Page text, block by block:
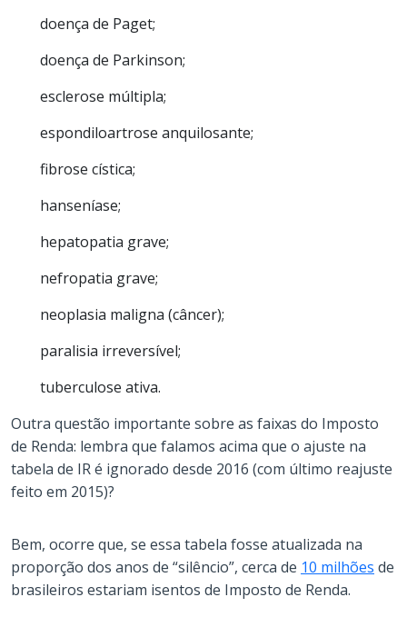
doença de Paget;
doença de Parkinson;
esclerose múltipla;
espondiloartrose anquilosante;
fibrose cística;
hanseníase;
hepatopatia grave;
nefropatia grave;
neoplasia maligna (câncer);
paralisia irreversível;
tuberculose ativa.
Outra questão importante sobre as faixas do Imposto
de Renda: lembra que falamos acima que o ajuste na
tabela de IR é ignorado desde 2016 (com último reajuste
feito em 2015)?
Bem, ocorre que, se essa tabela fosse atualizada na
proporção dos anos de “silêncio”, cerca de 10 milhões de
brasileiros estariam isentos de Imposto de Renda.